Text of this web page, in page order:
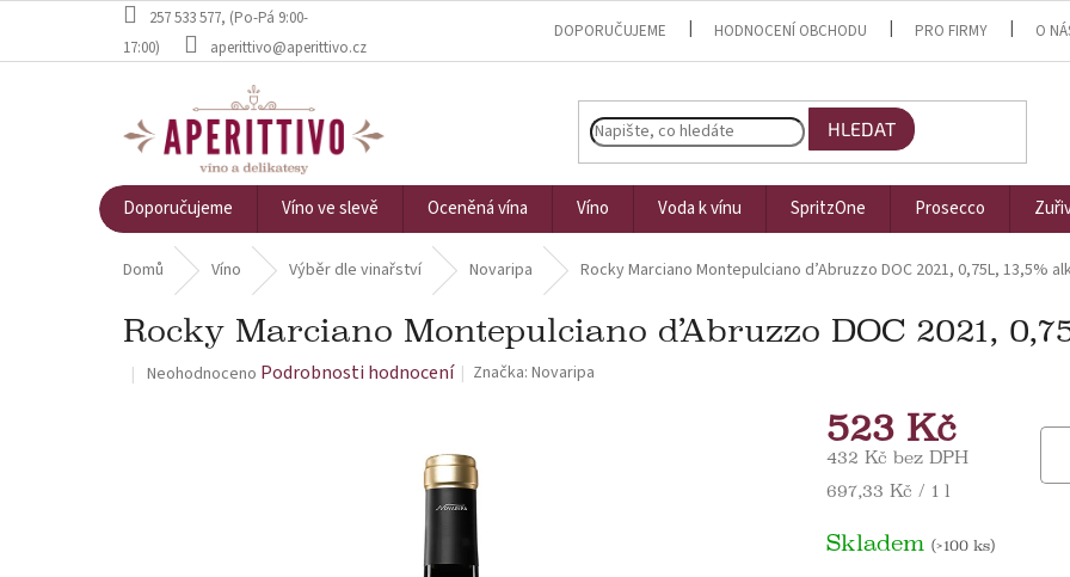
257 533 577, (Po-Pá 9:00-
17:00)
aperittivo@aperittivo.cz
DOPORUČUJEME HODNOCENÍ OBCHODU PRO FIRMY O
HLEDAT
Doporučujeme Víno ve slevě Oceněná vína Víno Voda k vínu SpritzOne Prosecco
Domů Víno Výběr dle vinařství Novaripa Rocky Marciano Montepulciano d’Abruzzo DOC 2021, 0,75L, 13,5%
Rocky Marciano Montepulciano d’Abruzzo DOC 2021,
Průměrné hodnocení produktu je 0,0 z 5 hvězdiček.
Neohodnoceno Podrobnosti hodnocení Značka:Novaripa
523 Kč
432 Kč bez DPH
Měrná cena:
697,33 Kč / 1 l
Skladem (>100 ks)